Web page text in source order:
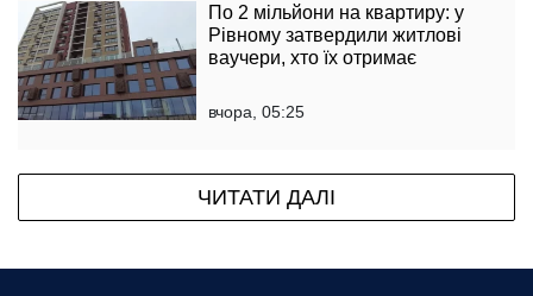
По 2 мільйони на квартиру: у
Рівному затвердили житлові
ваучери, хто їх отримає
вчора, 05:25
ЧИТАТИ ДАЛІ